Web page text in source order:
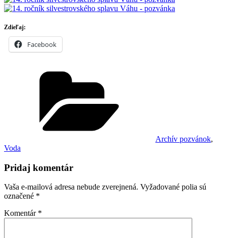
Zdieľaj:
Facebook
Archív pozvánok,
Voda
Pridaj komentár
Vaša e-mailová adresa nebude zverejnená. Vyžadované polia sú
označené *
Komentár *